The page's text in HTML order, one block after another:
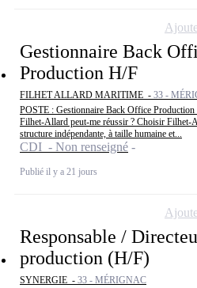
Gestionnaire Back
Production H/F
FILHET ALLARD MARITIME - 33 -
POSTE : Gestionnaire Back Office
Filhet-Allard peut-me réussir ? Choisir Filhet-
structure indépendante, à taille humaine et...
CDI - Non renseigné
Publié il y a 21 jours
Responsable /
production (H/F)
SYNERGIE - 33 - MÉRIGNAC